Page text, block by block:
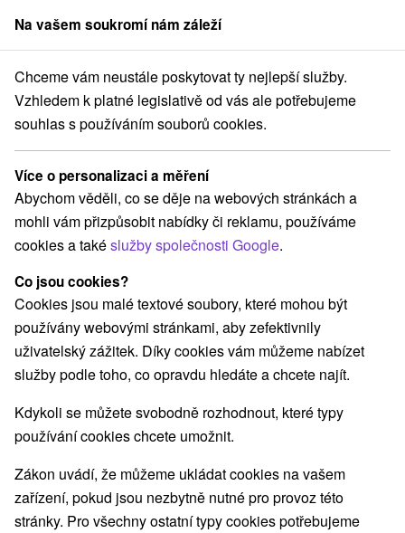
člen skupinySorger
Košický kraj Gemerská Hôrka Hotel Hrádok Jelšava
Hotel Hrádok Jelšava
Gemerská Hôrka
Rezervovat přes booking
REZERVACE A VÝBĚR POBYTU
Kontaktujte přímo ubytovatele.
Navigovat do místa
O ZAŘÍZENÍ VYBAVENÍ
Na vašem soukromí nám záleží
Chceme vám neustále poskytovat ty nejlepší služby.
Vzhledem k platné legislativě od vás ale potřebujeme
souhlas s používáním souborů cookies.
Více o personalizaci a měření
Abychom věděli, co se děje na webových stránkách a
mohli vám přizpůsobit nabídky či reklamu, používáme
cookies a takéslužby společnosti Google.
Co jsou cookies?
Cookies jsou malé textové soubory, které mohou být
používány webovými stránkami, aby zefektivnily
uživatelský zážitek. Díky cookies vám můžeme nabízet
služby podle toho, co opravdu hledáte a chcete najít.
Kdykoli se můžete svobodně rozhodnout, které typy
používání cookies chcete umožnit.
Zákon uvádí, že můžeme ukládat cookies na vašem
zařízení, pokud jsou nezbytně nutné pro provoz této
stránky. Pro všechny ostatní typy cookies potřebujeme